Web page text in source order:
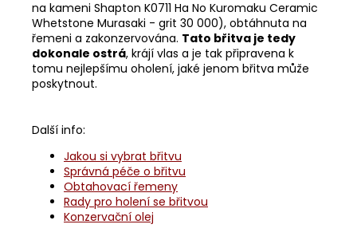
na kameni Shapton K0711 Ha No Kuromaku Ceramic
Whetstone Murasaki - grit 30 000), obtáhnuta na
řemeni a zakonzervována. Tato břitva je tedy
dokonale ostrá, krájí vlas a je tak připravena k
tomu nejlepšímu oholení, jaké jenom břitva může
poskytnout.
Další info:
Jakou si vybrat břitvu
Správná péče o břitvu
Obtahovací řemeny
Rady pro holení se břitvou
Konzervační olej